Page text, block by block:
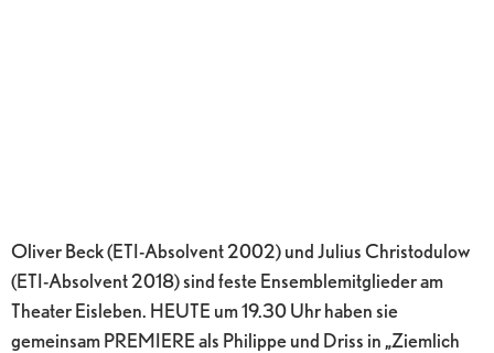
Oliver Beck (ETI-Absolvent 2002) und Julius Christodulow
(ETI-Absolvent 2018) sind feste Ensemblemitglieder am
Theater Eisleben. HEUTE um 19.30 Uhr haben sie
gemeinsam PREMIERE als Philippe und Driss in „Ziemlich